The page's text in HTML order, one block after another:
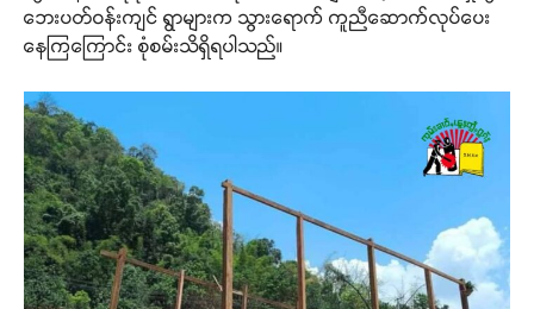
ဘေးပတ်ဝန်းကျင် ရွာများက သွားရောက် ကူညီဆောက်လုပ်ပေး
နေကြကြောင်း စုံစမ်းသိရှိရပါသည်။